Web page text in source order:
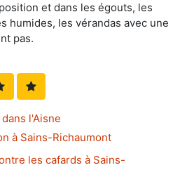
et dans les égouts, les
humides, les vérandas avec une
pas.
l'Aisne
à Sains-Richaumont
les cafards à Sains-